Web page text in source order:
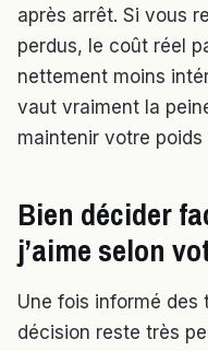
après arrêt. Si vous
perdus, le coût réel
nettement moins
vaut vraiment la
maintenir votre
Bien décider
j’aime selon
Une fois informé des
décision reste très